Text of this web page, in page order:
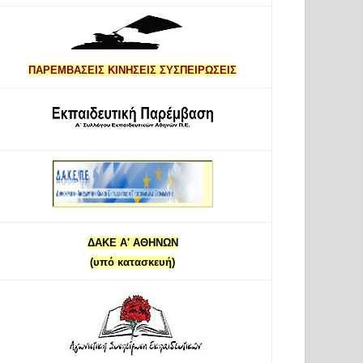
ΠΑΡΕΜΒΑΣΕΙΣ ΚΙΝΗΣΕΙΣ ΣΥΣΠΕΙΡΩΣΕΙΣ
ΔΑΚΕ Α' ΑΘΗΝΩΝ
(υπό κατασκευή)